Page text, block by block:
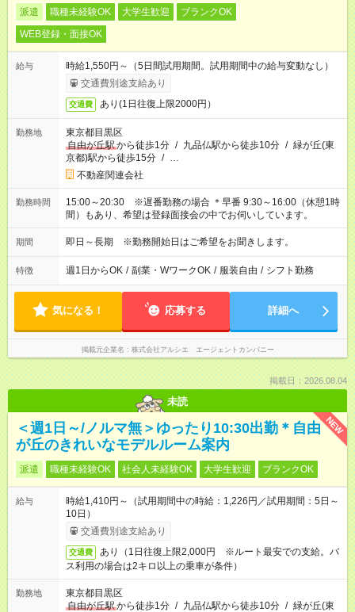
派遣 職種未経験OK 大学生歓迎
ブランクOK
WEB登録・面接OK
給与
時給1,550円～（5日間試用期間。試用期間中の給与変動なし）
交通費別途支給あり
交通費 あり(1日往復上限2000円）
勤務地
東京都目黒区
自由が丘駅から徒歩1分 / 九品仏駅から徒歩10分 / 緑が丘(東
京都)駅から徒歩15分 / …
不動産関連会社
勤務時間
15:00～20:30 ※遅番勤務の場合 ＊早番 9:30～16:00（休憩1時
間）もあり、希望は登録面接会の中でお伺いしています。
期間 即日～長期 ※勤務開始日はご希望をお聞きします。
特徴 週1日からOK / 副業・WワークOK / 服装自由 / シフト勤務
気になる！ 応募する 詳細へ
掲載元企業名 株式会社アルシエ エージェントカンパニー
掲載日：2026.08.04
未読
NEW
＜週1日～/ノルマ無＞ゆったり10:30出勤＊自由
が丘のきれいなモデルルーム案内
派遣 職種未経験OK 社会人未経験OK 大学生歓迎 ブランクOK
給与
時給1,410円～（試用期間中の時給：1,226円／試用期間：5日～
10日）
交通費別途支給あり
交通費
あり（1日往復上限2,000円 ※ルート最安での支給。バ
ス利用の場合は2キロ以上の乗車が条件）
勤務地
東京都目黒区
自由が丘駅から徒歩1分 / 九品仏駅から徒歩10分 / 緑が丘(東